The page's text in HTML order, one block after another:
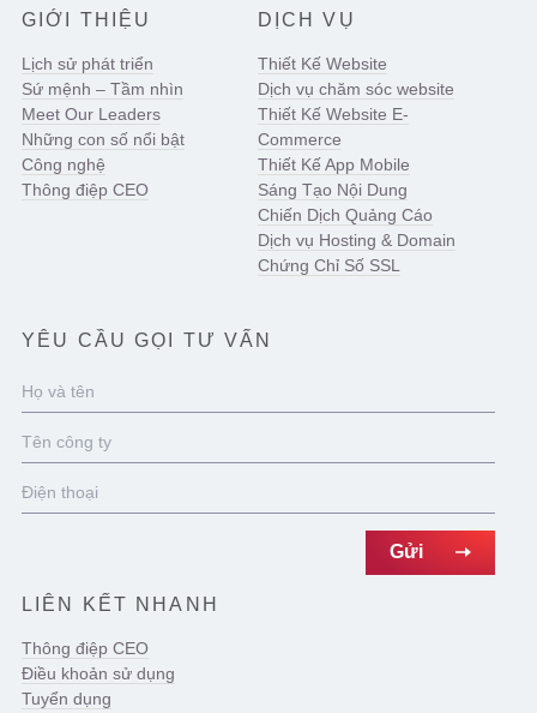
GIỚI THIỆU
Lịch sử phát triển
Sứ mệnh – Tầm nhìn
Meet Our Leaders
Những con số nổi bật
Công nghệ
Thông điệp CEO
DỊCH VỤ
Thiết Kế Website
Dịch vụ chăm sóc website
Thiết Kế Website E-
Commerce
Thiết Kế App Mobile
Sáng Tạo Nội Dung
Chiến Dịch Quảng Cáo
Dịch vụ Hosting & Domain
Chứng Chỉ Số SSL
YÊU CẦU GỌI TƯ VẤN
LIÊN KẾT NHANH
Thông điệp CEO
Điều khoản sử dụng
Tuyển dụng